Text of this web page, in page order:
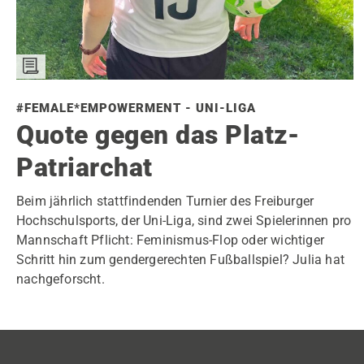
#FEMALE*EMPOWERMENT - UNI-LIGA
Quote gegen das Platz-
Patriarchat
Beim jährlich stattfindenden Turnier des Freiburger
Hochschulsports, der Uni-Liga, sind zwei Spielerinnen pro
Mannschaft Pflicht: Feminismus-Flop oder wichtiger
Schritt hin zum gendergerechten Fußballspiel? Julia hat
nachgeforscht.